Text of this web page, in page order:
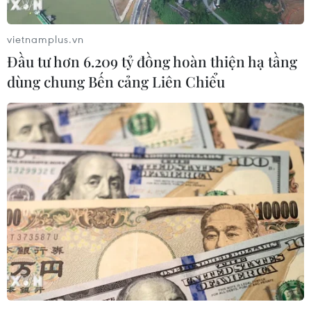
Làn sóng phản đối lan
khắp châu Âu, FIFA đối
diện yêu cầu cải tổ
03/08/2026 05:01
Nhận định Campuchia vs
Timor Leste: Trận chiến vì
3 điểm danh dự cho "Các
chiến binh Angkor"
03/08/2026 03:30
ASEAN Cup 2026: Đội
tuyển Việt Nam sẵn sàng
Lịch thi đấu ASEAN Cup
2026 ngày 3/8: Việt Nam
vietnamplus.vn
Đầu tư hơn 6.209 tỷ đồng hoàn thiện hạ tầng
dùng chung Bến cảng Liên Chiểu